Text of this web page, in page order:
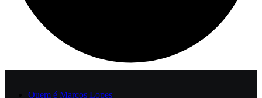
Quem é Marcos Lopes